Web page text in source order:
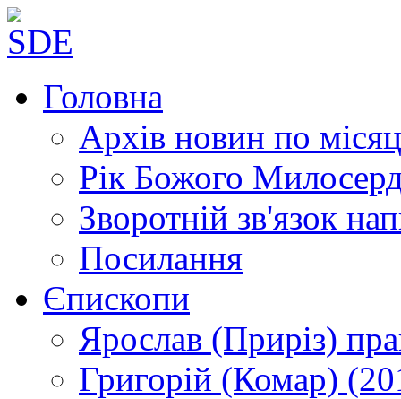
Головна
Архів новин по
Рік Божого
Зворотній зв'язок
Посилання
Єпископи
Ярослав (Приріз)
Григорій (Комар)